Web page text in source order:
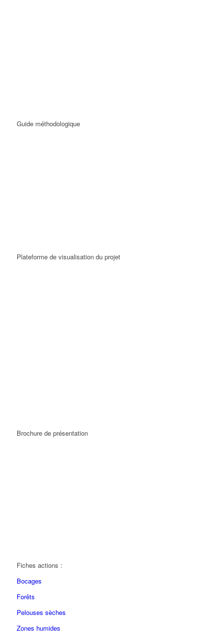
Guide méthodologique
Plateforme de visualisation du projet
Brochure de présentation
Fiches actions :
Bocages
Forêts
Pelouses sèches
Zones humides